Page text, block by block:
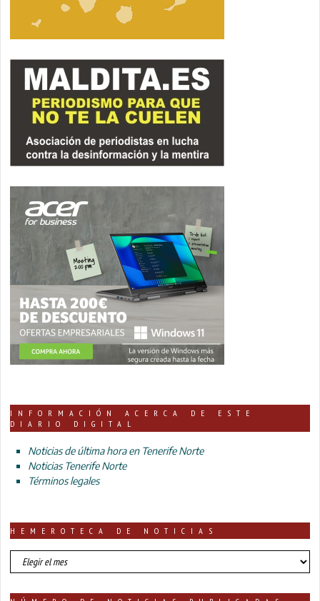
INFORMACIÓN ACERCA DE ESTE
DIARIO DIGITAL
Noticias de última hora en Tenerife Norte
Noticias Tenerife Norte
Términos legales
HEMEROTECA DE NOTICIAS
HEMEROTECA
DE